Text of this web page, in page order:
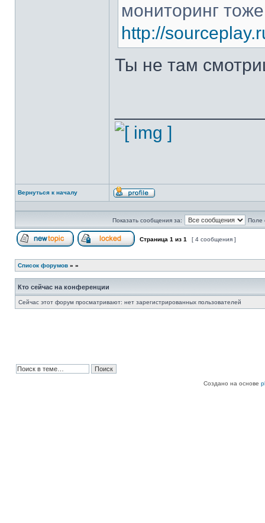
мониторинг
http://
Ты не там
Вернуться к началу
Профиль
Показать сообщения за: Поле
Страница 1 из 1 [ 4 сообщения ]
Список форумов » »
Кто сейчас на конференции
Сейчас этот форум просматривают: нет зарегистрированных пользователей
Создано на основе